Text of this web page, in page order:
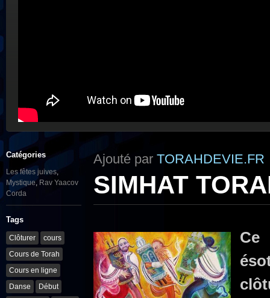
Catégories
Les fêtes juives,
Mystique, Rav Yaacov
Corda
Tags
Clôturer
cours
Cours de Torah
Cours en ligne
Danse
Début
Ajouté par TORAHDEVIE.FR
SIMHAT
Ce